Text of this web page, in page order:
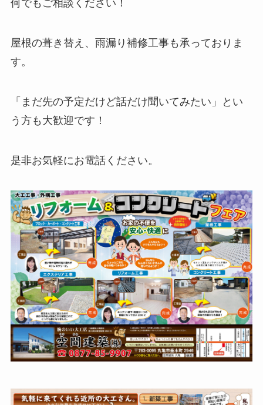
何でもご相談ください！
屋根の葺き替え、雨漏り補修工事も承っておりま
す。
「まだ先の予定だけど話だけ聞いてみたい」とい
う方も大歓迎です！
是非お気軽にお電話ください。